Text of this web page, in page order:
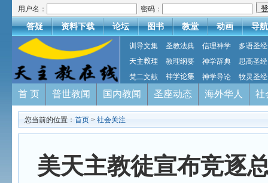
用户名： 密码：
答疑 资料下载 论坛 图书 教堂 动画 导航
训导文集 圣教法典 信理神学
多语圣经
天主教理
教理纲要 神学辞典
思高圣经
梵二文献
神学论集 神学导论 牧灵圣经
首 页 普世教闻 国内教闻 圣座动态 海外华人 社
您当前的位置： 首页 > 社会关注
美天主教徒宣布竞逐